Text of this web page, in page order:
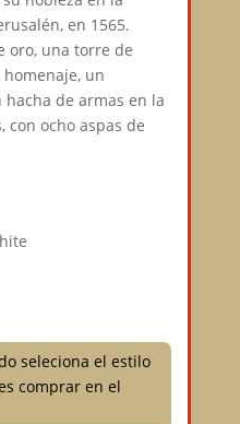
en 1565.
oro, una torre de
un
de armas en la
con ocho aspas de
seleciona el estilo
comprar en el